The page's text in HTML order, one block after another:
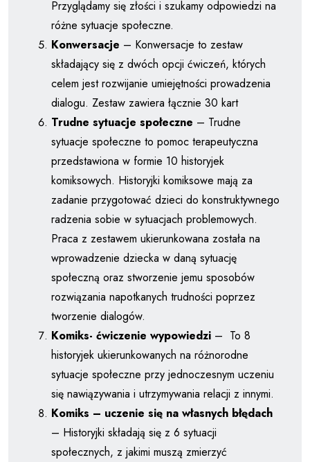
Przyglądamy się złości i szukamy odpowiedzi na
różne sytuacje społeczne.
Konwersacje – Konwersacje to zestaw
składający się z dwóch opcji ćwiczeń, których
celem jest rozwijanie umiejętności prowadzenia
dialogu. Zestaw zawiera łącznie 30 kart
Trudne sytuacje społeczne – Trudne
sytuacje społeczne to pomoc terapeutyczna
przedstawiona w formie 10 historyjek
komiksowych. Historyjki komiksowe mają za
zadanie przygotować dzieci do konstruktywnego
radzenia sobie w sytuacjach problemowych.
Praca z zestawem ukierunkowana została na
wprowadzenie dziecka w daną sytuację
społeczną oraz stworzenie jemu sposobów
rozwiązania napotkanych trudności poprzez
tworzenie dialogów.
Komiks- ćwiczenie wypowiedzi – To 8
historyjek ukierunkowanych na różnorodne
sytuacje społeczne przy jednoczesnym uczeniu
się nawiązywania i utrzymywania relacji z innymi.
Komiks – uczenie się na własnych błędach
– Historyjki składają się z 6 sytuacji
społecznych, z jakimi muszą zmierzyć